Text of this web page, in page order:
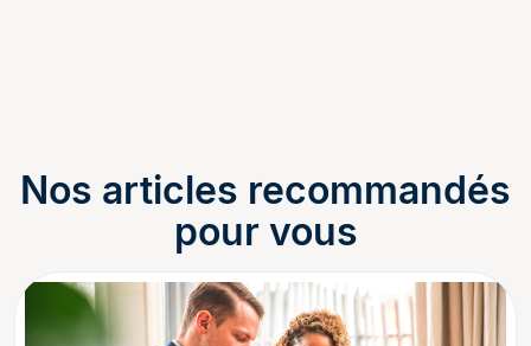
Nos articles recommandés
pour vous